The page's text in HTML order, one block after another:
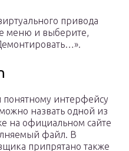
привода
меню и выберите,
понятному интерфейсу
назвать одной из
на официальном сайте
файл. В
припрятано также